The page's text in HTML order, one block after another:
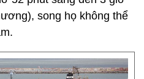
song họ không thể